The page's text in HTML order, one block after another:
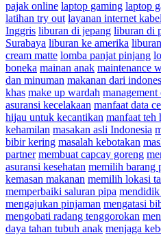
pajak online laptop gaming laptop
latihan try out layanan internet
Inggris liburan di jepang liburan di
Surabaya liburan ke amerika
cream matte lomba panjat pinjang
boneka mainan anak maintenance
dan minuman makanan dari
khas make up wardah
asuransi kecelakaan manfaat data
hijau untuk kecantikan manfaat teh
kehamilan masakan asli Indonesia
bibir kering masalah kebotakan
partner membuat capcay goreng
asuransi kesehatan memilih barang
kemasan makanan memilih lokasi
memperbaiki saluran pipa mendidik
mengajukan pinjaman mengatasi
mengobati radang tenggorokan
daya tahan tubuh anak menjaga